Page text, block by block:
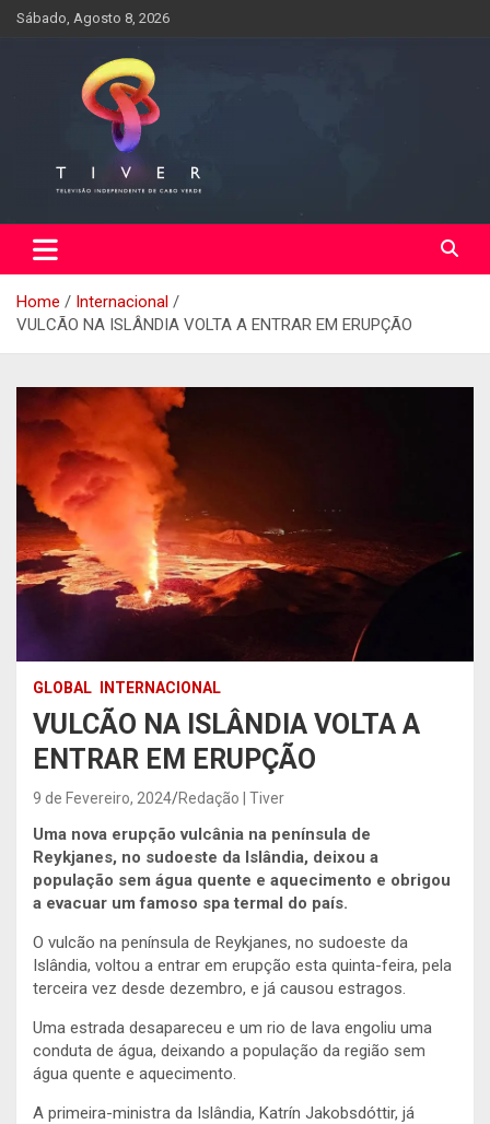
SkipSábado, Agosto 8, 2026
Home
Internacional
VULCÃO NA ISLÂNDIA VOLTA A ENTRAR EM ERUPÇÃO
GLOBAL INTERNACIONAL
VULCÃO NA ISLÂNDIA VOLTA A
ENTRAR EM ERUPÇÃO
9 de Fevereiro, 2024 Redação | Tiver
Uma nova erupção vulcânia na península de
Reykjanes, no sudoeste da Islândia, deixou a
população sem água quente e aquecimento e obrigou
a evacuar um famoso spa termal do país.
O vulcão na península de Reykjanes, no sudoeste da
Islândia, voltou a entrar em erupção esta quinta-feira, pela
terceira vez desde dezembro, e já causou estragos.
Uma estrada desapareceu e um rio de lava engoliu uma
conduta de água, deixando a população da região sem
água quente e aquecimento.
A primeira-ministra da Islândia, Katrín Jakobsdóttir, já